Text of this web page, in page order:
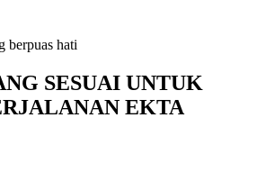
berpuas hati
SESUAI UNTUK
EKTA